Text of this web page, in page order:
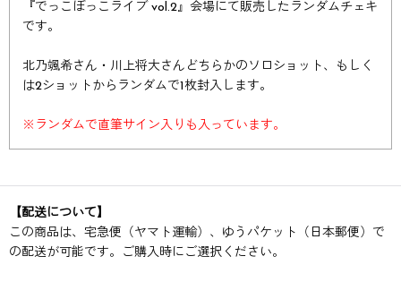
『でっこぼっこライブ vol.2』会場にて販売したランダムチェキ
です。
北乃颯希さん・川上将大さんどちらかのソロショット、もしく
は2ショットからランダムで1枚封入します。
※ランダムで直筆サイン入りも入っています。
【配送について】
この商品は、宅急便（ヤマト運輸）、ゆうパケット（日本郵便）で
の配送が可能です。ご購入時にご選択ください。